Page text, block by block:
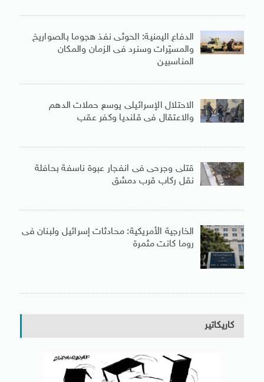
الدفاع اليمنية: الحوثى نفذ هجوما بالصواريخ
والمسيّرات وسنرد فى الزمان والمكان
المناسبين
الاحتلال الإسرائيلى يوسع حملات الدهم
والاعتقال فى قلنديا وكفر عقب
قتلى وجرحى فى انفجار عبوة ناسفة بحافلة
نقل ركاب قرب دمشق
الخارجية الأمريكية: محادثات إسرائيل ولبنان فى
روما كانت مثمرة
كاريكاتير